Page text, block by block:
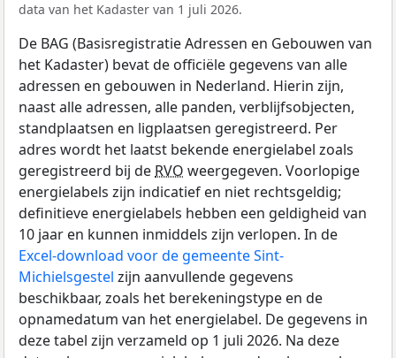
data van het Kadaster van 1 juli 2026.
De BAG (Basisregistratie Adressen en Gebouwen van
het Kadaster) bevat de officiële gegevens van alle
adressen en gebouwen in Nederland. Hierin zijn,
naast alle adressen, alle panden, verblijfsobjecten,
standplaatsen en ligplaatsen geregistreerd. Per
adres wordt het laatst bekende energielabel zoals
geregistreerd bij de RVO weergegeven. Voorlopige
energielabels zijn indicatief en niet rechtsgeldig;
definitieve energielabels hebben een geldigheid van
10 jaar en kunnen inmiddels zijn verlopen. In de
Excel-download voor de gemeente Sint-
Michielsgestel zijn aanvullende gegevens
beschikbaar, zoals het berekeningstype en de
opnamedatum van het energielabel. De gegevens in
deze tabel zijn verzameld op 1 juli 2026. Na deze